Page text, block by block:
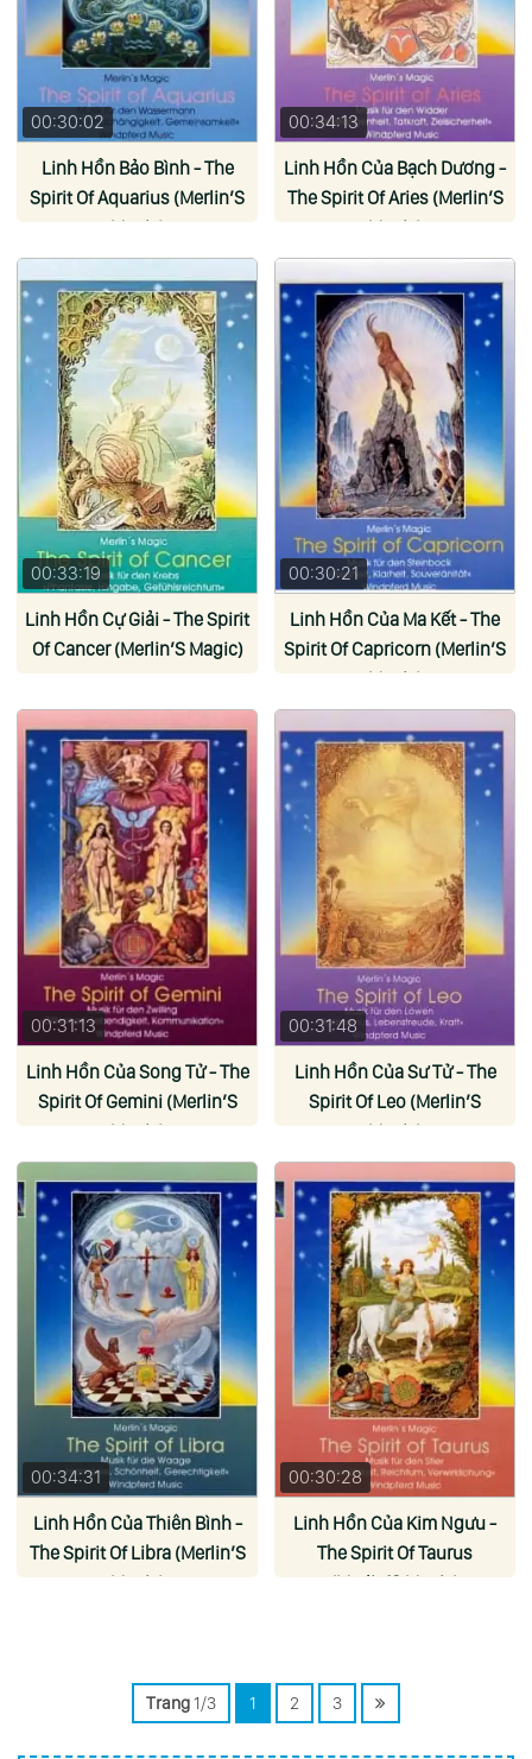
00:30:02
Linh Hồn Bảo Bình - The
Spirit Of Aquarius (Merlin’S
Magic)
00:34:13
Linh Hồn Của Bạch Dương -
The Spirit Of Aries (Merlin’S
Magic)
00:33:19
Linh Hồn Cự Giải - The Spirit
Of Cancer (Merlin’S Magic)
00:30:21
Linh Hồn Của Ma Kết - The
Spirit Of Capricorn (Merlin’S
Magic)
00:31:13
Linh Hồn Của Song Tử - The
Spirit Of Gemini (Merlin’S
Magic)
00:31:48
Linh Hồn Của Sư Tử - The
Spirit Of Leo (Merlin’S
Magic)
00:34:31
Linh Hồn Của Thiên Bình -
The Spirit Of Libra (Merlin’S
Magic)
00:30:28
Linh Hồn Của Kim Ngưu -
The Spirit Of Taurus
(Merlin’S Magic)
Trang 1/3 1 2 3